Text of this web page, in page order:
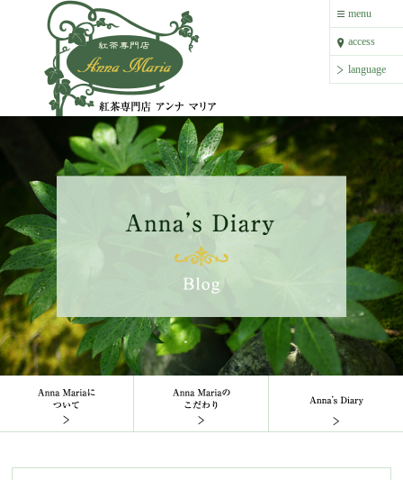
紅茶専門店 アンナ マリア
menu
menu
access
access
language
language
Anna Mariaについて Anna Mariaのこだわり